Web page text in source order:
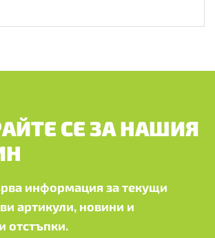
СЕ ЗА НАШИЯ
информация за текущи
артикули, новини и
отстъпки.